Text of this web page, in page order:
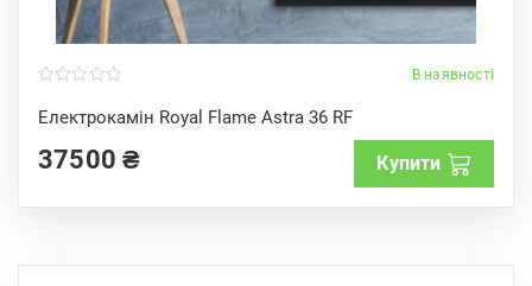
В наявності
Електрокамін Royal Flame Astra 36 RF
o
u
o
f
37500₴ Купити